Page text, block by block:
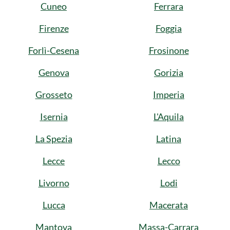
Cuneo
Ferrara
Firenze
Foggia
Forlì-Cesena
Frosinone
Genova
Gorizia
Grosseto
Imperia
Isernia
L'Aquila
La Spezia
Latina
Lecce
Lecco
Livorno
Lodi
Lucca
Macerata
Mantova
Massa-Carrara